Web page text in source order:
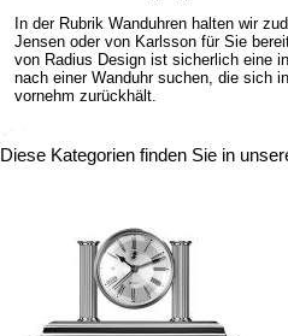
In der Rubrik Wanduhren halten wir
Jensen oder von Karlsson für Sie
von Radius Design ist sicherlich eine
nach einer Wanduhr suchen, die sich
vornehm zurückhält.
Diese Kategorien finden Sie in